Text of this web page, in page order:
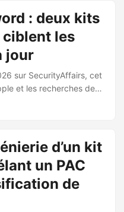
comptes mainteneurs
npm non légitimes
daughtrymom) ont
mars 2025 et mai
a été renommé en
la compromission
: deux kits
les
jour
sur SecurityAffairs, cet
et les recherches de
concernant deux kits
GTIG, Coruna cible
Il comprend 5 chaînes
individuels couvrant
d’un kit
un PAC
de